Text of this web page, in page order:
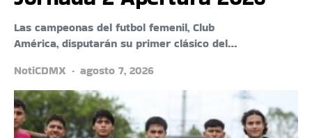
Las campeonas del futbol femenil, Club
América, disputarán su primer clásico del…
NotiCDMX
agosto 7, 2026